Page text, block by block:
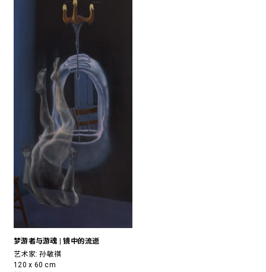
梦游者与游魂 | 镜中的流逝
艺术家:孙敏祺
120 x 60 cm